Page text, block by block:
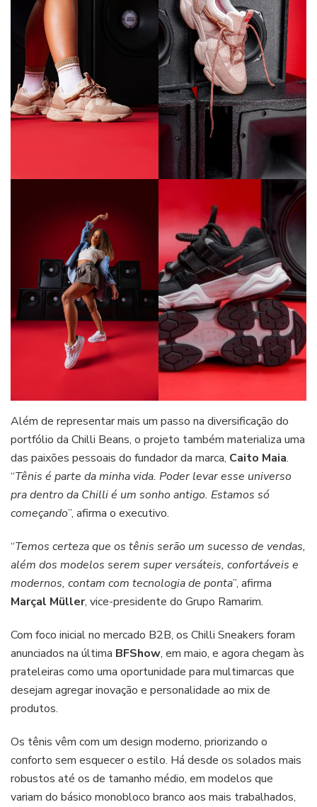
Além de representar mais um passo na diversificação do
portfólio da Chilli Beans, o projeto também materializa uma
das paixões pessoais do fundador da marca, Caito Maia.
“Tênis é parte da minha vida. Poder levar esse universo
pra dentro da Chilli é um sonho antigo. Estamos só
começando”, afirma o executivo.
“Temos certeza que os tênis serão um sucesso de vendas,
além dos modelos serem super versáteis, confortáveis e
modernos, contam com tecnologia de ponta”, afirma
Marçal Müller, vice-presidente do Grupo Ramarim.
Com foco inicial no mercado B2B, os Chilli Sneakers foram
anunciados na última BFShow, em maio, e agora chegam às
prateleiras como uma oportunidade para multimarcas que
desejam agregar inovação e personalidade ao mix de
produtos.
Os tênis vêm com um design moderno, priorizando o
conforto sem esquecer o estilo. Há desde os solados mais
robustos até os de tamanho médio, em modelos que
variam do básico monobloco branco aos mais trabalhados,